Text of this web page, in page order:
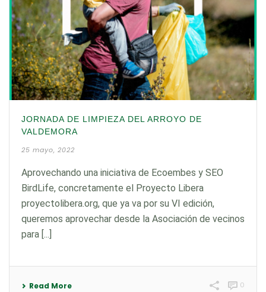
JORNADA DE LIMPIEZA DEL ARROYO DE
VALDEMORA
25 mayo, 2022
Aprovechando una iniciativa de Ecoembes y SEO
BirdLife, concretamente el Proyecto Libera
proyectolibera.org, que ya va por su VI edición,
queremos aprovechar desde la Asociación de vecinos
para [...]
Read More 0